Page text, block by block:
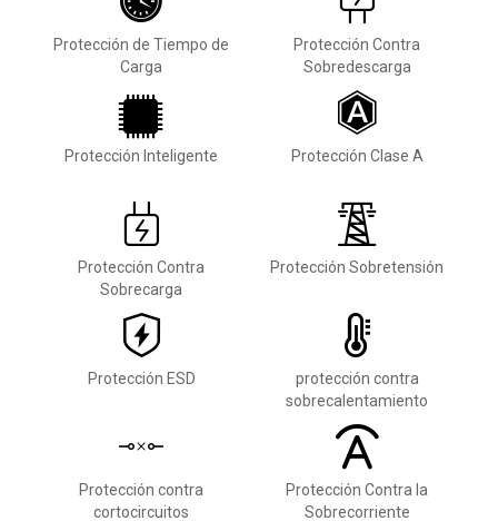
Protección de Tiempo de
Carga
Protección Contra
Sobredescarga
Protección Inteligente Protección Clase A
Protección Contra
Sobrecarga
Protección Sobretensión
Protección ESD
protección contra
sobrecalentamiento
Protección contra
cortocircuitos
Protección Contra la
Sobrecorriente